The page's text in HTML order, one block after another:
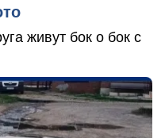
живут бок о бок с